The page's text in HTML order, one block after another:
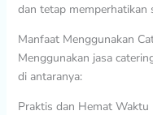
dan tetap memperhatikan
Manfaat Menggunakan
Menggunakan jasa
di antaranya:
Praktis dan Hemat Waktu